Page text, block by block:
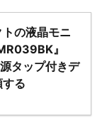
の液晶モニ
』
タップ付きデ
る